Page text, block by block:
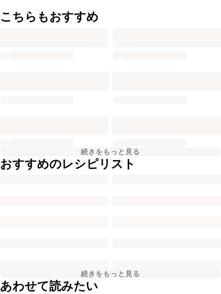
こちらもおすすめ
続きをもっと見る
おすすめのレシピリスト
続きをもっと見る
あわせて読みたい